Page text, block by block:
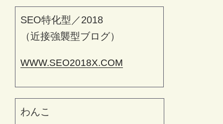
SEO特化型／2018
（近接強襲型ブログ）
WWW.SEO2018X.COM
わんこ